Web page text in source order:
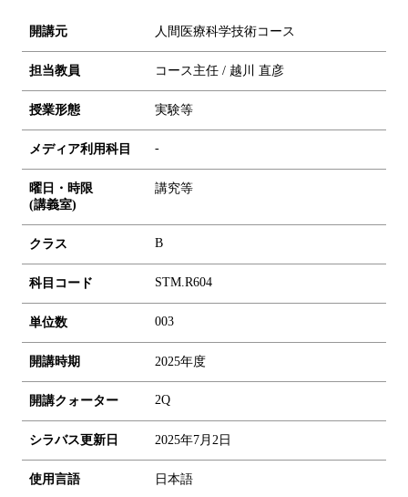
開講元 人間医療科学技術コース
担当教員 コース主任 / 越川 直彦
授業形態 実験等
メディア利用科目 -
曜日・時限
(講義室)
講究等
クラス B
科目コード STM.R604
単位数 003
開講時期 2025年度
開講クォーター 2Q
シラバス更新日 2025年7月2日
使用言語 日本語